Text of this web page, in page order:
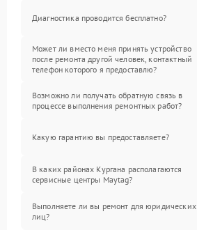
Диагностика проводится бесплатно?
Может ли вместо меня принять устройство
после ремонта другой человек, контактный
телефон которого я предоставлю?
Возможно ли получать обратную связь в
процессе выполнения ремонтных работ?
Какую гарантию вы предоставляете?
В каких районах Кургана располагаются
сервисные центры Maytag?
Выполняете ли вы ремонт для юридических
лиц?